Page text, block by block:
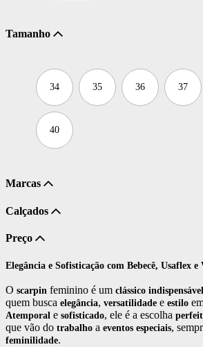
Tamanho
34 35 36 37
40
Marcas
Calçados
Preço
Elegância e Sofisticação com Bebecê, Usaflex e
O scarpin feminino é um clássico indispensável
quem busca elegância, versatilidade e estilo
Atemporal e sofisticado, ele é a escolha
que vão do trabalho a eventos especiais,
feminilidade.